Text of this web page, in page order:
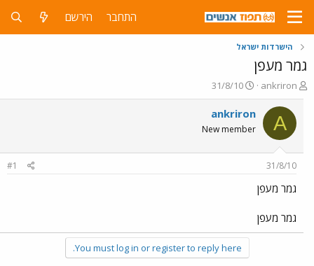
התחבר הירשם
הישרדות ישראל
גמר מעפן
פ
ו
ת
ח
ה
ו
ש
א
ankriron
פ
ו
ר
ס
ם
31/8/10
A
ankriron
New member
31/8/10
#1
גמר מעפן
גמר מעפן
You must log in or register to reply here.